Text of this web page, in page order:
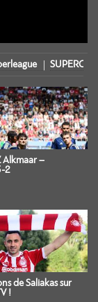
Alkmaar –
2
de Saliakas sur
!